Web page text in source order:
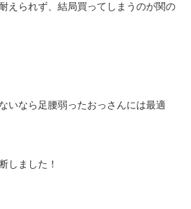
えられず、結局買ってしまうのが関の
いなら足腰弱ったおっさんには最適
しました！